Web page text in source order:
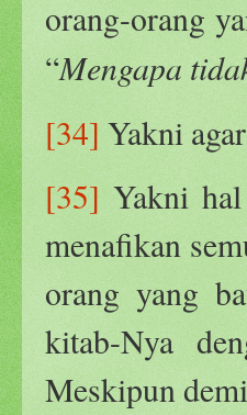
orang-orang
“Mengapa
[34] Yakni
[35] Yakni
menafikan
orang yang
kitab-Nya
Meskipun